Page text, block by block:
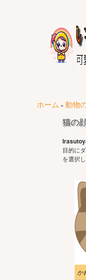
ホーム » 動物
猫の
目的に
を選択
か